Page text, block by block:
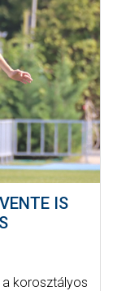
IS
a korosztályos